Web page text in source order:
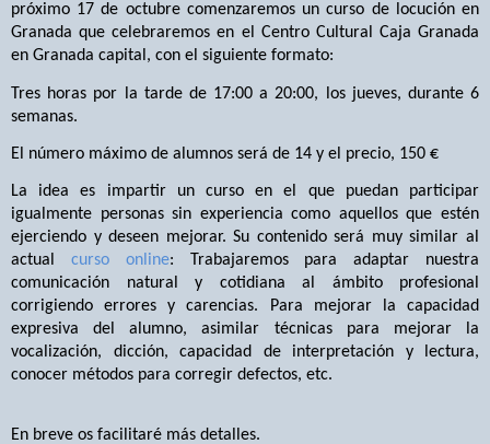
próximo 17 de octubre comenzaremos un curso de locución en
Granada que celebraremos en el Centro Cultural Caja Granada
en Granada capital, con el siguiente formato:
Tres horas por la tarde de 17:00 a 20:00, los jueves, durante 6
semanas.
El número máximo de alumnos será de 14 y el precio, 150 €
La idea es impartir un curso en el que puedan participar
igualmente personas sin experiencia como aquellos que estén
ejerciendo y deseen mejorar. Su contenido será muy similar al
actual curso online: Trabajaremos para adaptar nuestra
comunicación natural y cotidiana al ámbito profesional
corrigiendo errores y carencias. Para mejorar la capacidad
expresiva del alumno, asimilar técnicas para mejorar la
vocalización, dicción, capacidad de interpretación y lectura,
conocer métodos para corregir defectos, etc.
En breve os facilitaré más detalles.